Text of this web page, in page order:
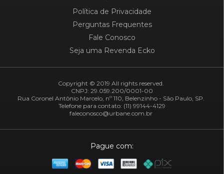
Política de Privacidade
Perguntas Frequentes
Fale Conosco
Seja uma Revenda Ecko
Copyright © 2019 All rights reserved.
CNPJ: 29.059.200/0001-00
Rua Coronel Antônio Marcelo, nº 110, Belenzinho - São Paulo, SP.
Telefone para contato: (11) 99144-4129
faleconosco@urbane.com.br
Pague com: